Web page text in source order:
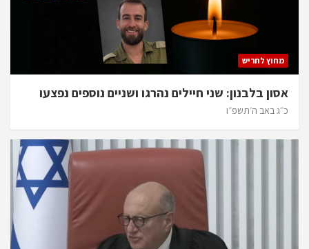
מחוץ לחריש
אסון בלבנון: שני חיילים נהרגו ושניים נוספים נפצעו
כ״ג באב ה׳תשפ״ו